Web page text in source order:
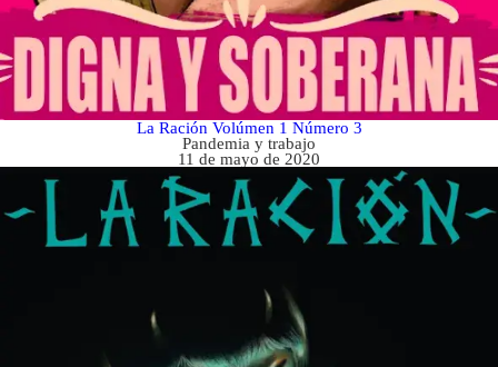
La Ración Volúmen 1 Número 3
Pandemia y trabajo
11 de mayo de 2020